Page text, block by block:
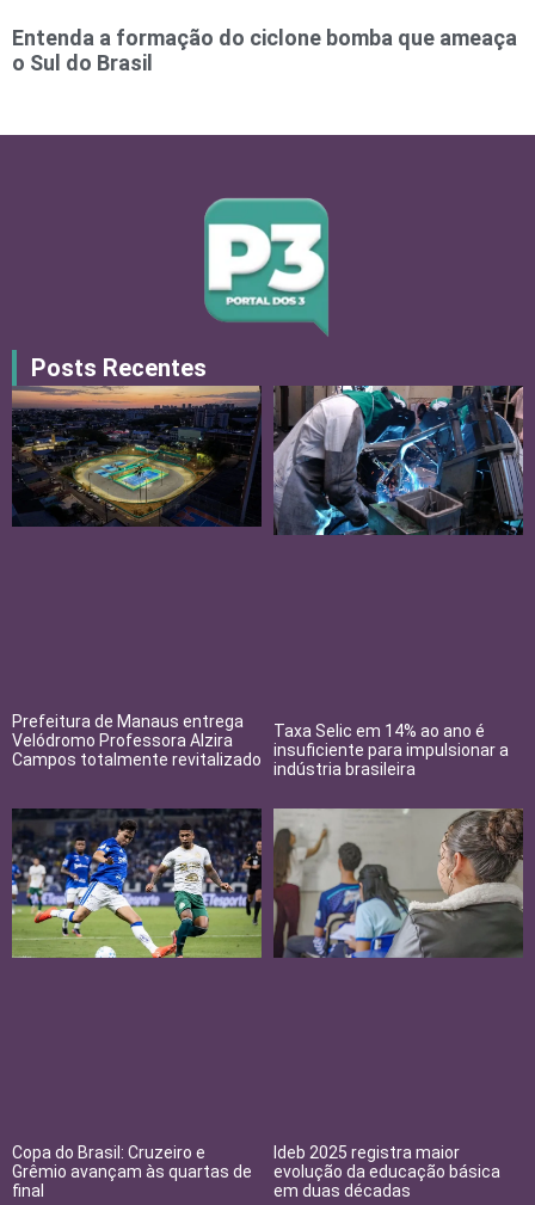
Entenda a formação do ciclone bomba que ameaça
o Sul do Brasil
Posts Recentes
Prefeitura de Manaus entrega
Velódromo Professora Alzira
Campos totalmente revitalizado
Taxa Selic em 14% ao ano é
insuficiente para impulsionar a
indústria brasileira
Copa do Brasil: Cruzeiro e
Grêmio avançam às quartas de
final
Ideb 2025 registra maior
evolução da educação básica
em duas décadas